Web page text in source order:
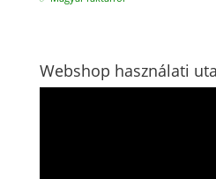
Webshop használati